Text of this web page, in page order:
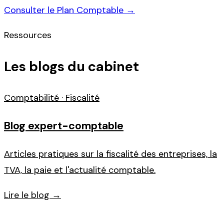
Consulter le Plan Comptable →
Ressources
Les blogs du cabinet
Comptabilité · Fiscalité
Blog expert-comptable
Articles pratiques sur la fiscalité des entreprises, la
TVA, la paie et l'actualité comptable.
Lire le blog →